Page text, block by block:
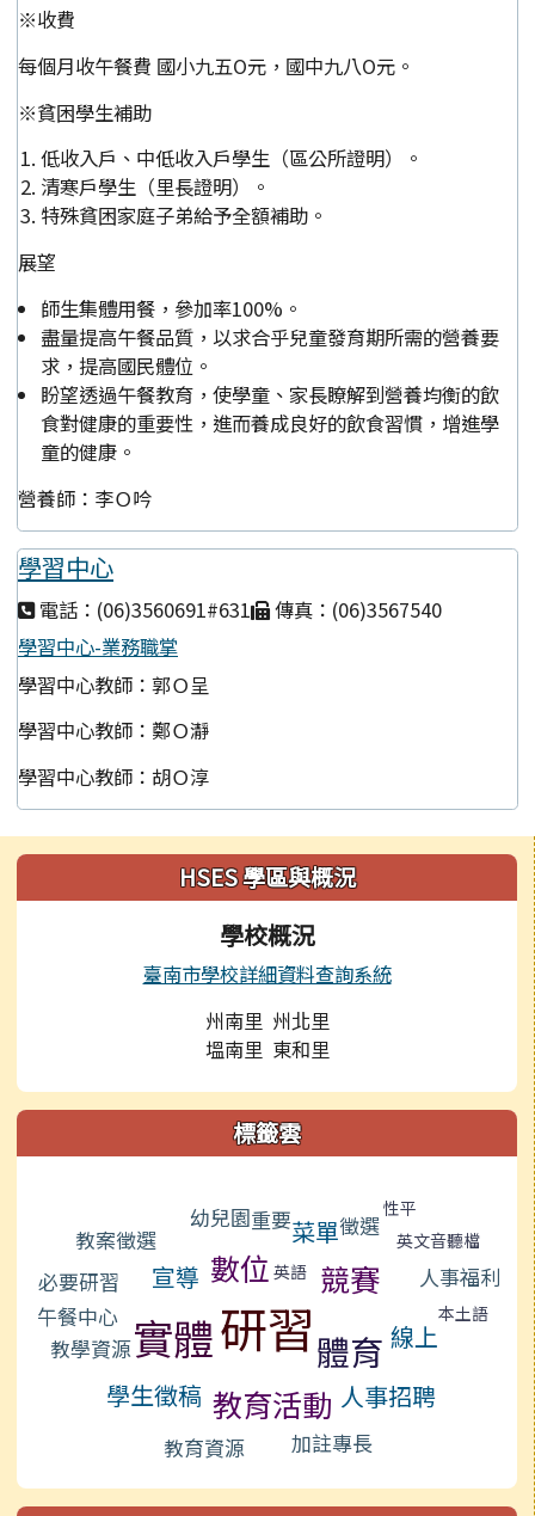
※收費
每個月收午餐費 國小九五O元，國中九八O元。
※貧困學生補助
低收入戶、中低收入戶學生（區公所證明）。
清寒戶學生（里長證明）。
特殊貧困家庭子弟給予全額補助。
展望
師生集體用餐，參加率100%。
盡量提高午餐品質，以求合乎兒童發育期所需的營養要
求，提高國民體位。
盼望透過午餐教育，使學童、家長瞭解到營養均衡的飲
食對健康的重要性，進而養成良好的飲食習慣，增進學
童的健康。
營養師：李Ｏ吟
學習中心
電話：(06)3560691#631
傳真：(06)3567540
學習中心-業務職掌
學習中心教師：郭Ｏ呈
學習中心教師：鄭Ｏ瀞
學習中心教師：胡Ｏ淳
左邊區域內容HSES 學區與概況
學校概況
臺南市學校詳細資料查詢系統
州南里 州北里
塭南里 東和里
標籤雲
教案徵選
幼兒園重要菜單徵選
性平
英文音聽檔
必要研習 宣導 數位 英語 競賽
人事福利
午餐中心 實體研習 本土語
教學資源 體育 線上
學生徵稿 教育活動 人事招聘
教育資源 加註專長